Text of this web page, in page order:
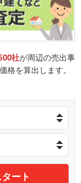
社が周辺の売出事
格を算出します。
ート